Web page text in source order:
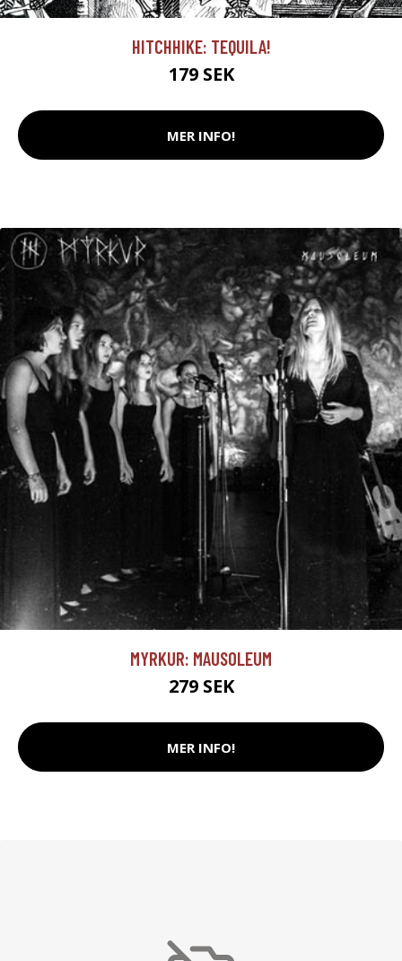
HITCHHIKE: TEQUILA!
179 SEK
MER INFO!
MYRKUR: MAUSOLEUM
279 SEK
MER INFO!